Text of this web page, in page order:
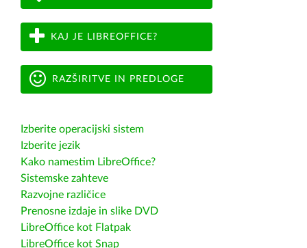
KAJ JE LIBREOFFICE?
RAZŠIRITVE IN PREDLOGE
Izberite operacijski sistem
Izberite jezik
Kako namestim LibreOffice?
Sistemske zahteve
Razvojne različice
Prenosne izdaje in slike DVD
LibreOffice kot Flatpak
LibreOffice kot Snap